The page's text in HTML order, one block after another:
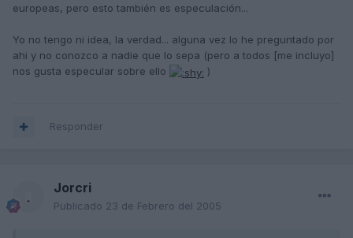
europeas, pero esto también es especulación...
Yo no tengo ni idea, la verdad... alguna vez lo he preguntado por
ahi y no conozco a nadie que lo sepa (pero a todos [me incluyo]
nos gusta especular sobre ello
)
Responder
Jorcri
Publicado 23 de Febrero del 2005